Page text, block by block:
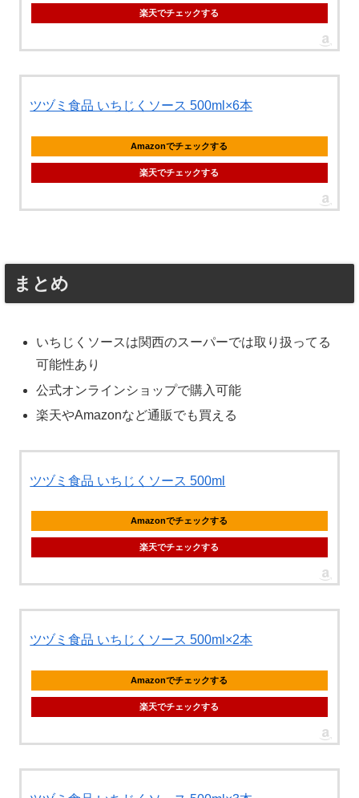
楽天でチェックする
ツヅミ食品 いちじくソース 500ml×6本
Amazonでチェックする
楽天でチェックする
まとめ
いちじくソースは関西のスーパーでは取り扱ってる
可能性あり
公式オンラインショップで購入可能
楽天やAmazonなど通販でも買える
ツヅミ食品 いちじくソース 500ml
Amazonでチェックする
楽天でチェックする
ツヅミ食品 いちじくソース 500ml×2本
Amazonでチェックする
楽天でチェックする